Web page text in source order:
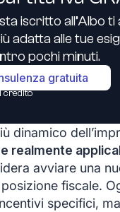
iscritto all’Albo
adatta alle tue
pochi minuti.
gratuita
credito
dinamico
realmente
avviare una
fiscale.
specifici,